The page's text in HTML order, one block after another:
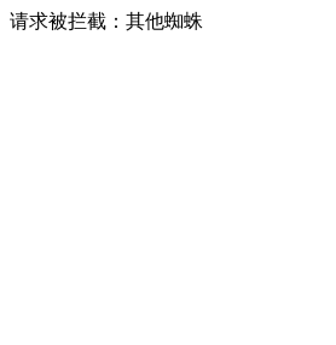
请求被拦截：其他蜘蛛